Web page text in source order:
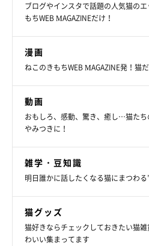
ブログやインスタで話題の人気猫の
もちWEB MAGAZINEだけ！
漫画
ねこのきもちWEB MAGAZINE発！猫
動画
おもしろ、感動、驚き、癒し…猫た
やみつきに！
雑学・豆知識
明日誰かに話したくなる猫にまつわ
猫グッズ
猫好きならチェックしておきたい猫
わいい集まってます